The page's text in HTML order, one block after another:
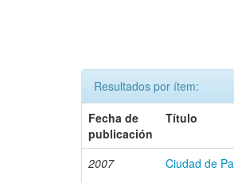
Resultados por ítem:
Fecha de
publicación
Título
2007 Ciudad de